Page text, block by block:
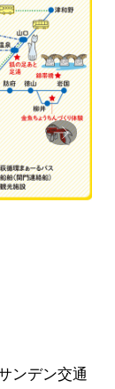
Next
ンデン交通